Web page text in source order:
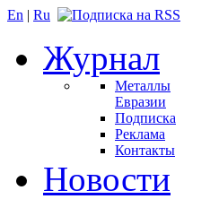
En | Ru
Журнал
Металлы
Евразии
Подписка
Реклама
Контакты
Новости